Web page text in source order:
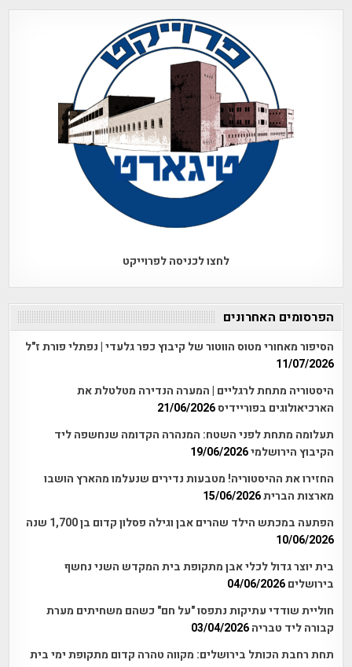
לחצו לכניסה לפרוייקט
הפרסומים האחרונים
הסיפור מאחורי מטוס הווטור של קיבוץ כפר גלעדי | נפתלי פורת ז"ל
11/07/2026
היסטוריה מתחת לרגליים | המערה הנדירה מטלטלת את
הארכיאולוגים בפוריידיס21/06/2026
תעלומה מתחת לפני השטח: המנהרה הקדומה שנחשפה ליד
הקיבוץ הירושלמי19/06/2026
החזירו את ההיסטוריה! מטבעות נדירים שנעלמו מהארץ הושבו
מארצות הברית15/06/2026
הפתעה במכתש הילד שהרים אבן וגילה פסלון קדום בן 1,700 שנה
10/06/2026
בית יוצר גדול לכלי אבן מתקופת בית המקדש השני נחשף
בירושלים 04/06/2026
חוליית שודדי עתיקות נתפסו "על חם" כשהם משחיתים מערת
קבורה ליד טבריה 03/04/2026
תחת רחבת הכותל בירושלים: מקווה טהרה קדום מתקופת ימי בית